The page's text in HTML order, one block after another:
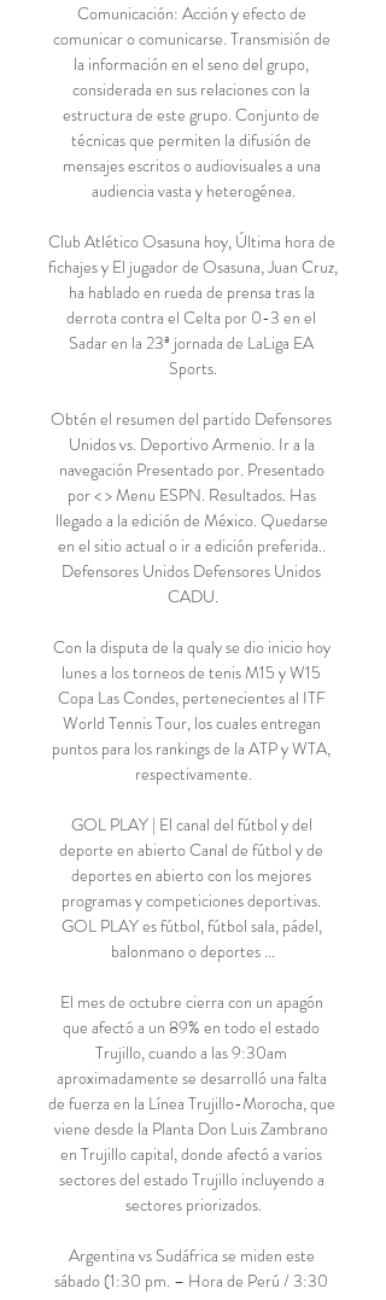
Comunicación: Acción y efecto de
comunicar o comunicarse. Transmisión de
la información en el seno del grupo,
considerada en sus relaciones con la
estructura de este grupo. Conjunto de
técnicas que permiten la difusión de
mensajes escritos o audiovisuales a una
audiencia vasta y heterogénea.
Club Atlético Osasuna hoy, Última hora de
fichajes y El jugador de Osasuna, Juan Cruz,
ha hablado en rueda de prensa tras la
derrota contra el Celta por 0-3 en el
Sadar en la 23ª jornada de LaLiga EA
Sports.
Obtén el resumen del partido Defensores
Unidos vs. Deportivo Armenio. Ir a la
navegación Presentado por. Presentado
por < > Menu ESPN. Resultados. Has
llegado a la edición de México. Quedarse
en el sitio actual o ir a edición preferida..
Defensores Unidos Defensores Unidos
CADU.
Con la disputa de la qualy se dio inicio hoy
lunes a los torneos de tenis M15 y W15
Copa Las Condes, pertenecientes al ITF
World Tennis Tour, los cuales entregan
puntos para los rankings de la ATP y WTA,
respectivamente.
GOL PLAY | El canal del fútbol y del
deporte en abierto Canal de fútbol y de
deportes en abierto con los mejores
programas y competiciones deportivas.
GOL PLAY es fútbol, fútbol sala, pádel,
balonmano o deportes ...
El mes de octubre cierra con un apagón
que afectó a un 89% en todo el estado
Trujillo, cuando a las 9:30am
aproximadamente se desarrolló una falta
de fuerza en la Línea Trujillo-Morocha, que
viene desde la Planta Don Luis Zambrano
en Trujillo capital, donde afectó a varios
sectores del estado Trujillo incluyendo a
sectores priorizados.
Argentina vs Sudáfrica se miden este
sábado (1:30 pm. – Hora de Perú / 3:30